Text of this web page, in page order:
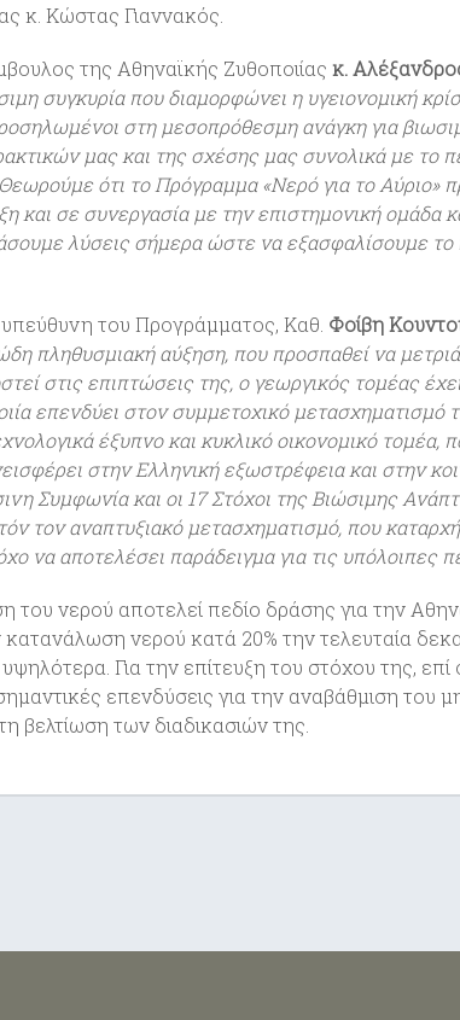
κ. Κώστας Γιαννακός.
της Αθηναϊκής Ζυθοποιίας κ.
συγκυρία που διαμορφώνει η υγειονομική
στη μεσοπρόθεσμη ανάγκη για
μας και της σχέσης μας συνολικά με το
ότι το Πρόγραμμα «Νερό για το Αύριο»
και σε συνεργασία με την επιστημονική ομάδα
λύσεις σήμερα ώστε να εξασφαλίσουμε το
του Προγράμματος, Καθ. Φοίβη
πληθυσμιακή αύξηση, που προσπαθεί να
στις επιπτώσεις της, ο γεωργικός τομέας
επενδύει στον συμμετοχικό μετασχηματισμό
έξυπνο και κυκλικό οικονομικό τομέα,
στην Ελληνική εξωστρέφεια και στην
Συμφωνία και οι 17 Στόχοι της Βιώσιμης
τον αναπτυξιακό μετασχηματισμό, που
να αποτελέσει παράδειγμα για τις υπόλοιπες
του νερού αποτελεί πεδίο δράσης για την
κατανάλωση νερού κατά 20% την τελευταία
Για την επίτευξη του στόχου της, επί
επενδύσεις για την αναβάθμιση του
βελτίωση των διαδικασιών της.